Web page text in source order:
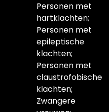
Personen met
hartklachten;
Personen met
epileptische
klachten;
Personen met
claustrofobische
klachten;
Zwangere